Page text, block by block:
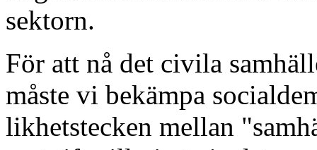
sektorn.
För att nå det civila
måste vi bekämpa
likhetstecken mellan